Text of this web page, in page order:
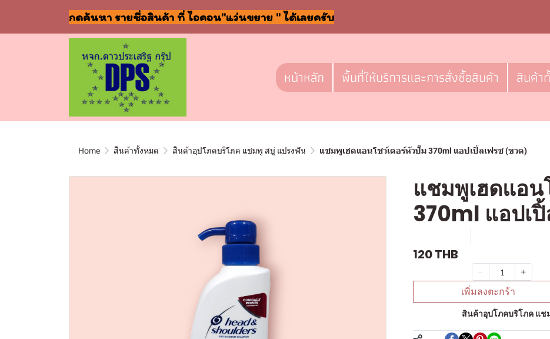
กดค้นหา รายชื่อสินค้า ที่ ไอคอน"แว่นขยาย " ได้เลยครับ
หน้าหลัก พื้นที่ให้บริการและการสั่งซื้อสินค้า สินค้า
Home สินค้าทั้งหมด สินค้าอุปโภคบริโภค แชมพู สบู่ แปรงฟัน แชมพูเฮดแอนโชว์เดอร์หัวปั๊ม 370ml แอปเปิ้ลเฟรช (ขวด)
แชมพูเฮดแอน
370ml แอปเ
120 THB
เพิ่มลงตะกร้า
สินค้าอุปโภคบริโภค แช